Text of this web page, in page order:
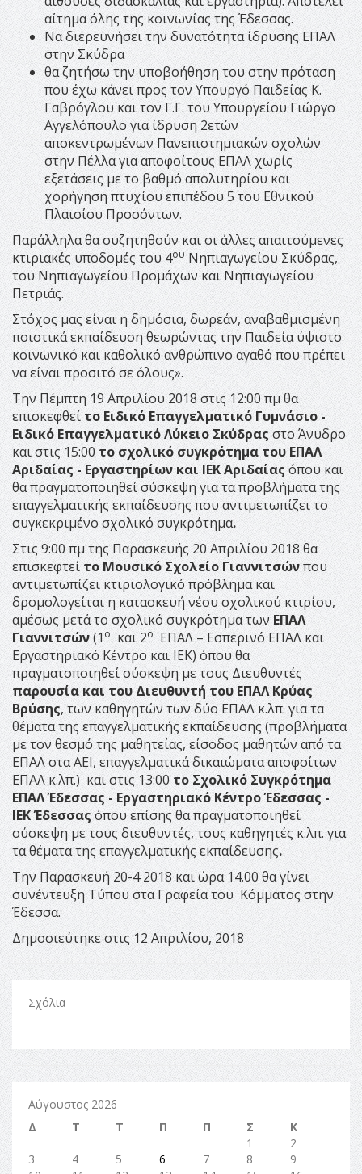
αίτημα όλης της κοινωνίας της Έδεσσας.
Να διερευνήσει την δυνατότητα ίδρυσης ΕΠΑΛ
στην Σκύδρα
θα ζητήσω την υποβοήθηση του στην πρόταση
που έχω κάνει προς τον Υπουργό Παιδείας Κ.
Γαβρόγλου και τον Γ.Γ. του Υπουργείου Γιώργο
Αγγελόπουλο για ίδρυση 2ετών
αποκεντρωμένων Πανεπιστημιακών σχολών
στην Πέλλα για αποφοίτους ΕΠΑΛ χωρίς
εξετάσεις με το βαθμό απολυτηρίου και
χορήγηση πτυχίου επιπέδου 5 του Εθνικού
Πλαισίου Προσόντων.
Παράλληλα θα συζητηθούν και οι άλλες απαιτούμενες
κτιριακές υποδομές του 4ου Νηπιαγωγείου Σκύδρας,
του Νηπιαγωγείου Προμάχων και Νηπιαγωγείου
Πετριάς.
Στόχος μας είναι η δημόσια, δωρεάν, αναβαθμισμένη
ποιοτικά εκπαίδευση θεωρώντας την Παιδεία ύψιστο
κοινωνικό και καθολικό ανθρώπινο αγαθό που πρέπει
να είναι προσιτό σε όλους».
Την Πέμπτη 19 Απριλίου 2018 στις 12:00 πμ θα
επισκεφθείτο Ειδικό Επαγγελματικό Γυμνάσιο -
Ειδικό Επαγγελματικό Λύκειο Σκύδρας στο Άνυδρο
και στις 15:00 το σχολικό συγκρότημα του ΕΠΑΛ
Αριδαίας - Εργαστηρίων και ΙΕΚ Αριδαίαςόπου και
θα πραγματοποιηθεί σύσκεψη για τα προβλήματα της
επαγγελματικής εκπαίδευσης που αντιμετωπίζει το
συγκεκριμένο σχολικό συγκρότημα.
Στις 9:00 πμ της Παρασκευής 20 Απριλίου 2018 θα
επισκεφτεί το Μουσικό Σχολείο Γιαννιτσώνπου
αντιμετωπίζει κτιριολογικό πρόβλημα και
δρομολογείται η κατασκευή νέου σχολικού κτιρίου,
αμέσως μετά το σχολικό συγκρότημα τωνΕΠΑΛ
Γιαννιτσών(1ο και 2ο ΕΠΑΛ – Εσπερινό ΕΠΑΛ και
Εργαστηριακό Κέντρο και ΙΕΚ) όπου θα
πραγματοποιηθεί σύσκεψη με τους Διευθυντές
παρουσία και του Διευθυντή του ΕΠΑΛ Κρύας
Βρύσης, των καθηγητών των δύο ΕΠΑΛ κ.λπ. για τα
θέματα της επαγγελματικής εκπαίδευσης (προβλήματα
με τον θεσμό της μαθητείας, είσοδος μαθητών από τα
ΕΠΑΛ στα ΑΕΙ, επαγγελματικά δικαιώματα αποφοίτων
ΕΠΑΛ κ.λπ.) και στις 13:00 το Σχολικό Συγκρότημα
ΕΠΑΛ Έδεσσας - Εργαστηριακό Κέντρο Έδεσσας -
ΙΕΚ Έδεσσαςόπου επίσης θα πραγματοποιηθεί
σύσκεψη με τους διευθυντές, τους καθηγητές κ.λπ. για
τα θέματα της επαγγελματικής εκπαίδευσης.
Την Παρασκευή 20-4 2018 και ώρα 14.00 θα γίνει
συνέντευξη Τύπου στα Γραφεία του Κόμματος στην
Έδεσσα.
Δημοσιεύτηκε στις 12 Απριλίου, 2018
Σχόλια
Αύγουστος 2026
Δ
Τ Τ Π Π Σ
Κ
1
2
3
4 5 6 7 8
9